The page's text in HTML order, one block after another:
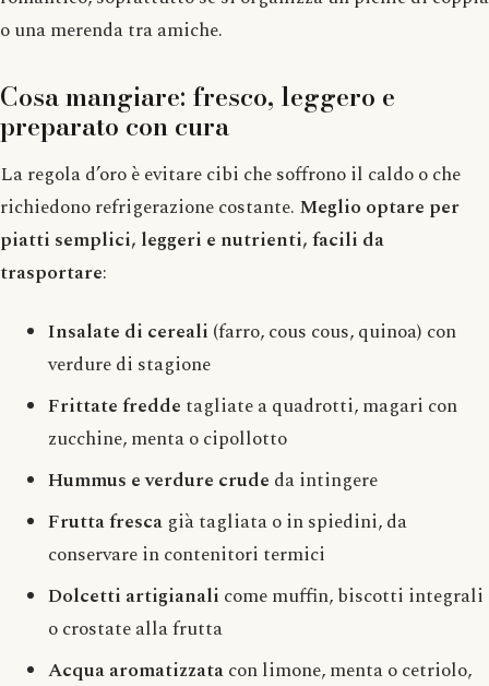
o una merenda tra amiche.
Cosa mangiare: fresco, leggero e
preparato con cura
La regola d’oro è evitare cibi che soffrono il caldo o che
richiedono refrigerazione costante. Meglio optare per
piatti semplici, leggeri e nutrienti, facili da
trasportare:
Insalate di cereali (farro, cous cous, quinoa) con
verdure di stagione
Frittate fredde tagliate a quadrotti, magari con
zucchine, menta o cipollotto
Hummus e verdure crude da intingere
Frutta fresca già tagliata o in spiedini, da
conservare in contenitori termici
Dolcetti artigianali come muffin, biscotti integrali
o crostate alla frutta
Acqua aromatizzatacon limone, menta o cetriolo,